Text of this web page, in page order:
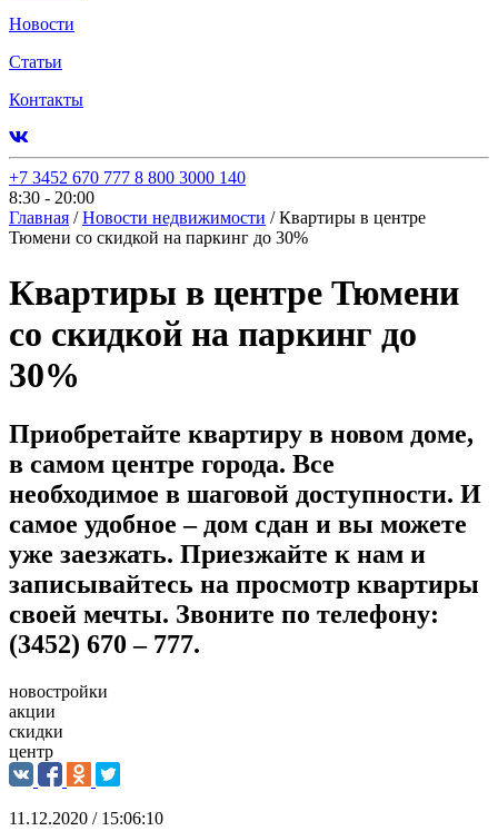
Новости
Статьи
Контакты
+7 3452 670 777 8 800 3000 140
8:30 - 20:00
Главная / Новости недвижимости / Квартиры в центре
Тюмени со скидкой на паркинг до 30%
Квартиры в центре Тюмени
со скидкой на паркинг до
30%
Приобретайте квартиру в новом доме,
в самом центре города. Все
необходимое в шаговой доступности. И
самое удобное – дом сдан и вы можете
уже заезжать. Приезжайте к нам и
записывайтесь на просмотр квартиры
своей мечты. Звоните по телефону:
(3452) 670 – 777.
новостройки
акции
скидки
центр
11.12.2020 / 15:06:10